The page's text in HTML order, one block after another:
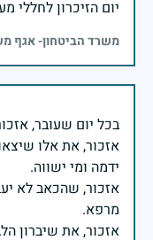
יום הזיכרון לחללי
משרד הביטחון- אגף
אזכור, את אלו
אזכור, שהכאב לא